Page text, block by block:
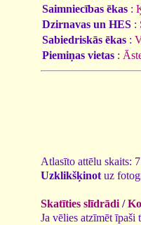
Saimniecības ēkas :
Dzirnavas un HES :
Sabiedriskās ēkas :
Piemiņas vietas :
Atlasīto attēlu skaits:
Uzklikšķinot uz
Skatīties slīdrādi /
Ja vēlies atzīmēt